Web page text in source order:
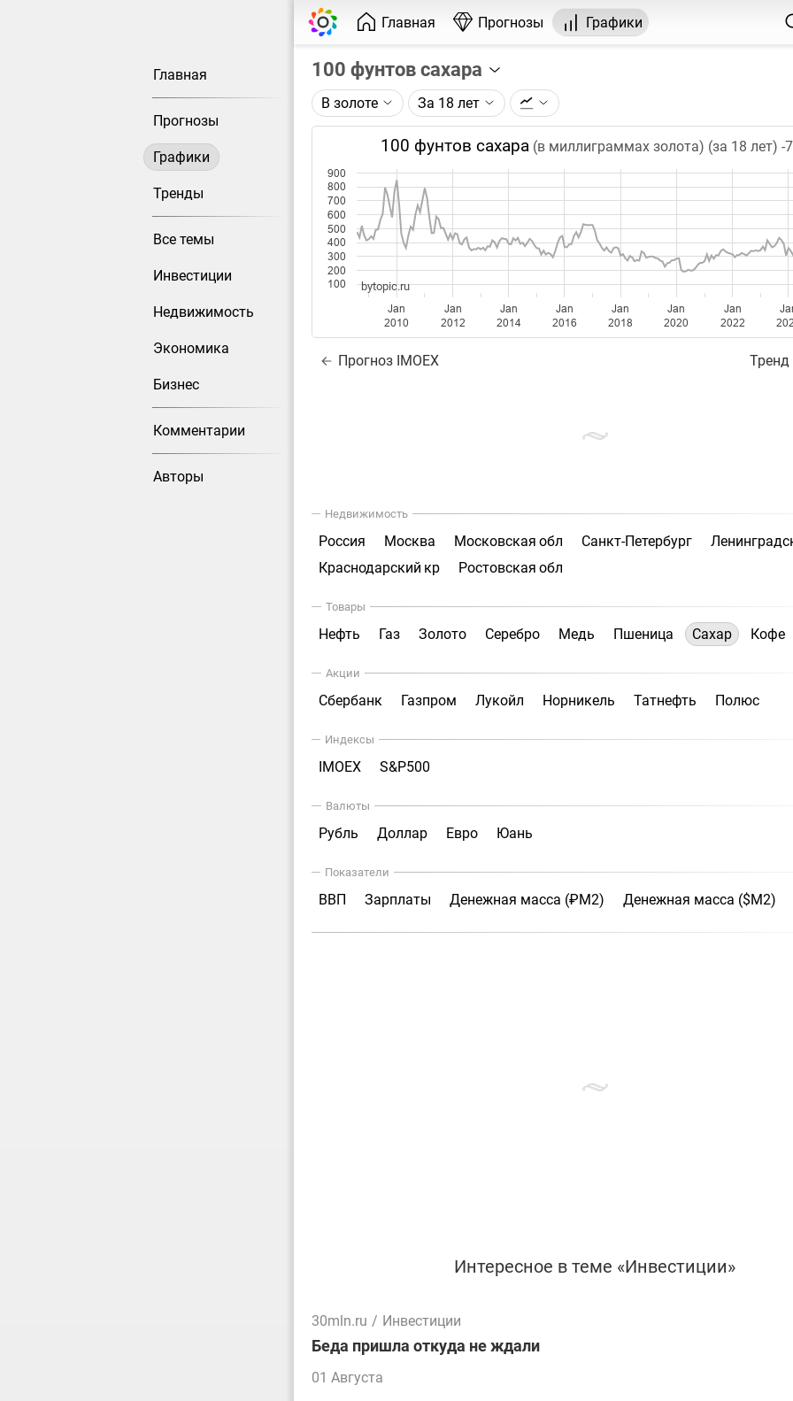
Главная Прогнозы Графики
Главная
Прогнозы
Графики
Тренды
Все темы
Инвестиции
Недвижимость
Экономика
Бизнес
Комментарии
Авторы
100 фунтов сахара
Описание графика:
Цена фьючерса на сахар, торгуемого на ICE.
Каждая точка на графике - цена закрытия дня, недели или месяца.
Оптимальный таймфрейм (день, неделя, месяц) подбирается
при изменении глубины графика.
Данные добавляются ежедневно.
В золоте За 18 лет
100 фунтов сахара (в миллиграммах золота) (за 18 лет) -
Jan
2010
Jan
2012
Jan
2014
Jan
2016
Jan
2018
Jan
2020
Jan
2022
100
200
300
400
500
600
700
800
900
bytopic.ru
Прогноз IMOEX Тренд
Недвижимость
Россия Москва Московская обл Санкт-Петербург
Краснодарский кр
Ростовская обл
Товары
Нефть Газ Золото Серебро Медь Пшеница Сахар Кофе
Акции
Сбербанк Газпром Лукойл Норникель Татнефть Полюс
Индексы
IMOEX S&P500
Валюты
Рубль Доллар Евро Юань
Показатели
ВВП Зарплаты Денежная масса (₽М2) Денежная масса ($М2)
Интересное в теме «Инвестиции»
30mln.ru / Инвестиции
Беда пришла откуда не ждали
01 Августа